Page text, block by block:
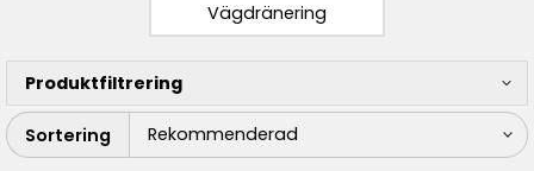
Vägdränering
Produktfiltrering
Sortering